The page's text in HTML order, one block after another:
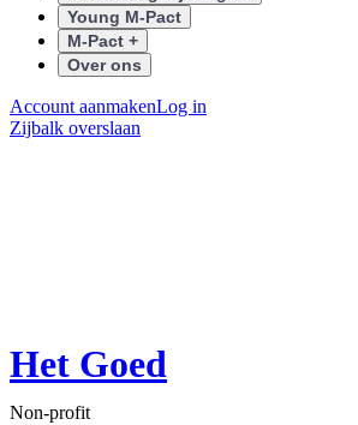
Young M-Pact
M-Pact +
Over ons
Account aanmakenLog in
Zijbalk overslaan
Het Goed
Non-profit